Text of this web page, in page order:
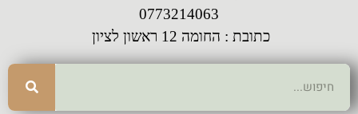
0773214063
כתובת : החומה 12 ראשון לציון